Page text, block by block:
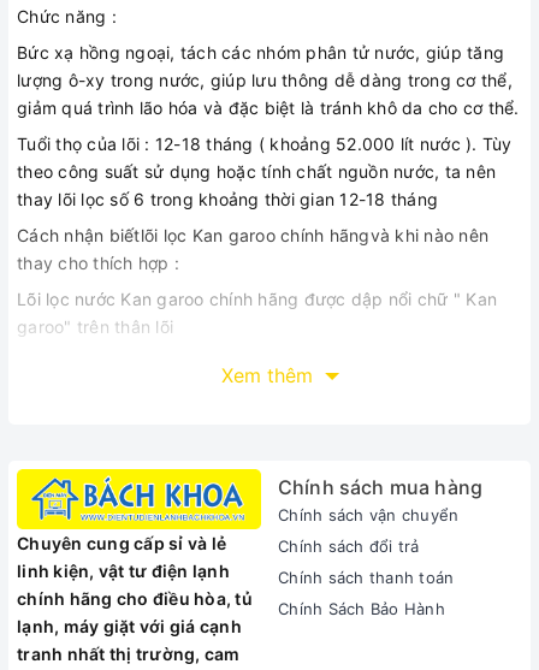
Chức năng :
Bức xạ hồng ngoại, tách các nhóm phân tử nước, giúp tăng
lượng ô-xy trong nước, giúp lưu thông dễ dàng trong cơ thể,
giảm quá trình lão hóa và đặc biệt là tránh khô da cho cơ thể.
Tuổi thọ của lõi : 12-18 tháng ( khoảng 52.000 lít nước ). Tùy
theo công suất sử dụng hoặc tính chất nguồn nước, ta nên
thay lõi lọc số 6 trong khoảng thời gian 12-18 tháng
Cách nhận biếtlõi lọc Kan garoo chính hãngvà khi nào nên
thay cho thích hợp :
Lõi lọc nước Kan garoo chính hãng được dập nổi chữ " Kan
garoo" trên thân lõi
Xem thêm
Chuyên cung cấp sỉ và lẻ
linh kiện, vật tư điện lạnh
chính hãng cho điều hòa, tủ
lạnh, máy giặt với giá cạnh
tranh nhất thị trường, cam
Chính sách mua hàng
Chính sách vận chuyển
Chính sách đổi trả
Chính sách thanh toán
Chính Sách Bảo Hành